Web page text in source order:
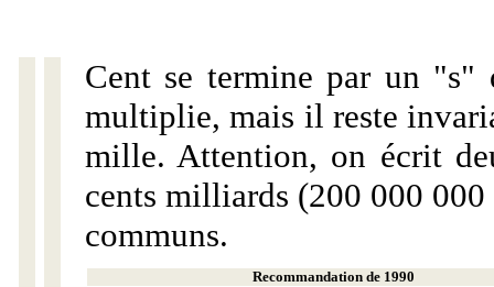
Cent se termine par un "s"
multiplie, mais il reste
mille. Attention, on écrit
cents milliards (200 000
communs.
Recommandation de 1990